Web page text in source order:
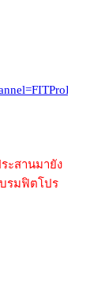
ะสานมายัง
รมฟิตโปร